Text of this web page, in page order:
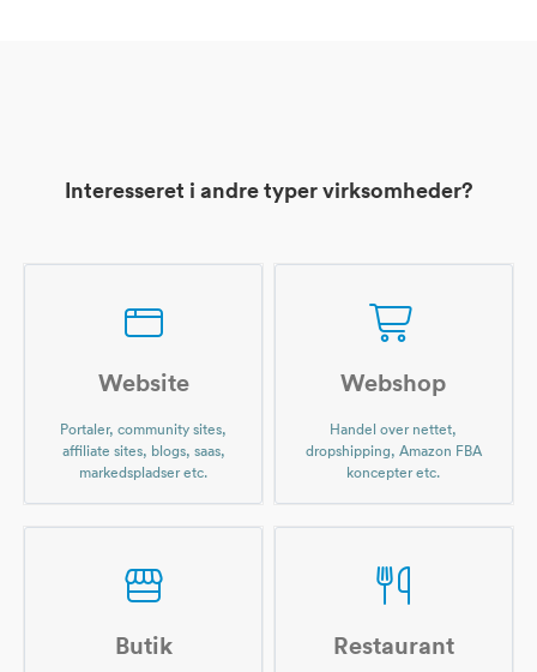
Interesseret i andre typer virksomheder?
Website
Portaler, community sites,
affiliate sites, blogs, saas,
markedspladser etc.
Webshop
Handel over nettet,
dropshipping, Amazon FBA
koncepter etc.
Butik Restaurant